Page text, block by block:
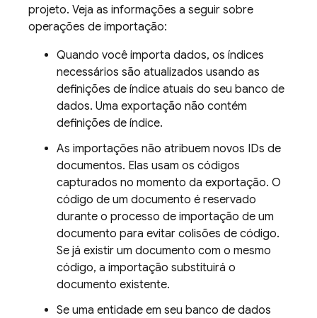
projeto. Veja as informações a seguir sobre
operações de importação:
Quando você importa dados, os índices
necessários são atualizados usando as
definições de índice atuais do seu banco de
dados. Uma exportação não contém
definições de índice.
As importações não atribuem novos IDs de
documentos. Elas usam os códigos
capturados no momento da exportação. O
código de um documento é reservado
durante o processo de importação de um
documento para evitar colisões de código.
Se já existir um documento com o mesmo
código, a importação substituirá o
documento existente.
Se uma entidade em seu banco de dados